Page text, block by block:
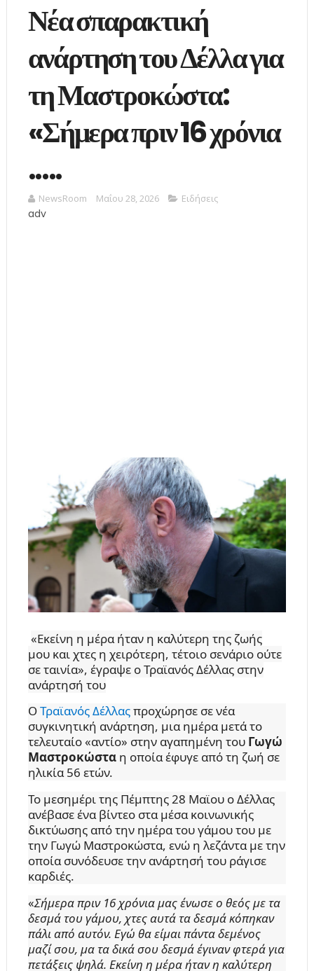
Νέα σπαρακτική
ανάρτηση του Δέλλα για
τη Μαστροκώστα:
«Σήμερα πριν 16 χρόνια
.....
NewsRoom Μαΐου 28, 2026 Ειδήσεις
adv
«Εκείνη η μέρα ήταν η καλύτερη της ζωής
μου και χτες η χειρότερη, τέτοιο σενάριο ούτε
σε ταινία», έγραψε ο Τραϊανός Δέλλας στην
ανάρτησή του
ΟΤραϊανός Δέλλαςπροχώρησε σε νέα
συγκινητική ανάρτηση, μια ημέρα μετά το
τελευταίο «αντίο» στην αγαπημένη του Γωγώ
Μαστροκώσταη οποία έφυγε από τη ζωή σε
ηλικία 56 ετών.
Το μεσημέρι της Πέμπτης 28 Μαϊου ο Δέλλας
ανέβασε ένα βίντεο στα μέσα κοινωνικής
δικτύωσης από την ημέρα του γάμου του με
την Γωγώ Μαστροκώστα, ενώ η λεζάντα με την
οποία συνόδευσε την ανάρτησή του ράγισε
καρδιές.
«Σήμερα πριν 16 χρόνια μας ένωσε ο θεός με τα
δεσμά του γάμου, χτες αυτά τα δεσμά κόπηκαν
πάλι από αυτόν. Εγώ θα είμαι πάντα δεμένος
μαζί σου, μα τα δικά σου δεσμά έγιναν φτερά για
πετάξεις ψηλά. Εκείνη η μέρα ήταν η καλύτερη